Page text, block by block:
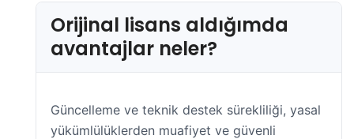
Orijinal lisans aldığımda
avantajlar neler?
Güncelleme ve teknik destek sürekliliği, yasal
yükümlülüklerden muafiyet ve güvenli